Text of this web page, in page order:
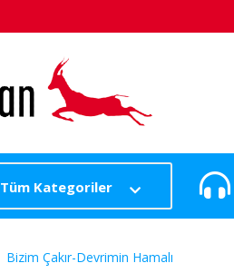
Tüm Kategoriler
Bizim Çakır-Devrimin Hamalı